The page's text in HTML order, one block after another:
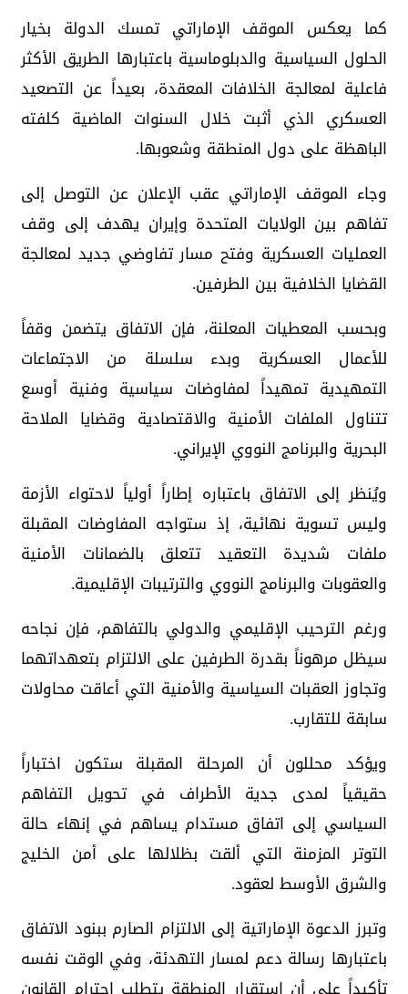
كما يعكس الموقف الإماراتي تمسك الدولة بخيار
الحلول السياسية والدبلوماسية باعتبارها الطريق الأكثر
فاعلية لمعالجة الخلافات المعقدة، بعيداً عن التصعيد
العسكري الذي أثبت خلال السنوات الماضية كلفته
الباهظة على دول المنطقة وشعوبها.
وجاء الموقف الإماراتي عقب الإعلان عن التوصل إلى
تفاهم بين الولايات المتحدة وإيران يهدف إلى وقف
العمليات العسكرية وفتح مسار تفاوضي جديد لمعالجة
القضايا الخلافية بين الطرفين.
وبحسب المعطيات المعلنة، فإن الاتفاق يتضمن وقفاً
للأعمال العسكرية وبدء سلسلة من الاجتماعات
التمهيدية تمهيداً لمفاوضات سياسية وفنية أوسع
تتناول الملفات الأمنية والاقتصادية وقضايا الملاحة
البحرية والبرنامج النووي الإيراني.
ويُنظر إلى الاتفاق باعتباره إطاراً أولياً لاحتواء الأزمة
وليس تسوية نهائية، إذ ستواجه المفاوضات المقبلة
ملفات شديدة التعقيد تتعلق بالضمانات الأمنية
والعقوبات والبرنامج النووي والترتيبات الإقليمية.
ورغم الترحيب الإقليمي والدولي بالتفاهم، فإن نجاحه
سيظل مرهوناً بقدرة الطرفين على الالتزام بتعهداتهما
وتجاوز العقبات السياسية والأمنية التي أعاقت محاولات
سابقة للتقارب.
ويؤكد محللون أن المرحلة المقبلة ستكون اختباراً
حقيقياً لمدى جدية الأطراف في تحويل التفاهم
السياسي إلى اتفاق مستدام يساهم في إنهاء حالة
التوتر المزمنة التي ألقت بظلالها على أمن الخليج
والشرق الأوسط لعقود.
وتبرز الدعوة الإماراتية إلى الالتزام الصارم ببنود الاتفاق
باعتبارها رسالة دعم لمسار التهدئة، وفي الوقت نفسه